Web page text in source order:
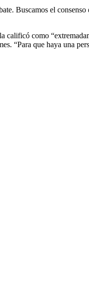
Buscamos el
como
“Para que haya una